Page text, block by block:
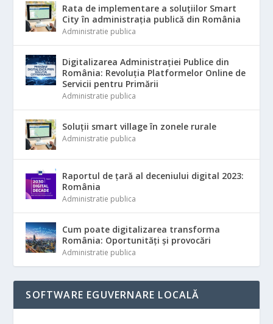
Rata de implementare a soluțiilor Smart
City în administrația publică din România
Administratie publica
Digitalizarea Administrației Publice din
România: Revoluția Platformelor Online de
Servicii pentru Primării
Administratie publica
Soluții smart village în zonele rurale
Administratie publica
Raportul de țară al deceniului digital 2023:
România
Administratie publica
Cum poate digitalizarea transforma
România: Oportunități și provocări
Administratie publica
SOFTWARE EGUVERNARE LOCALĂ